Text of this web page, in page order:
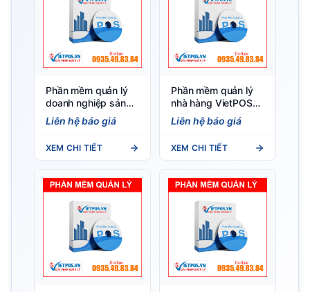
Phần mềm quản lý
doanh nghiệp sản
xuất — BOM + Lệnh
SX + Giá thành WAC
Liên hệ báo giá
XEM CHI TIẾT
Phần mềm quản lý
nhà hàng VietPOS
— Tự động hóa bếp,
order, báo cáo AI
Liên hệ báo giá
XEM CHI TIẾT